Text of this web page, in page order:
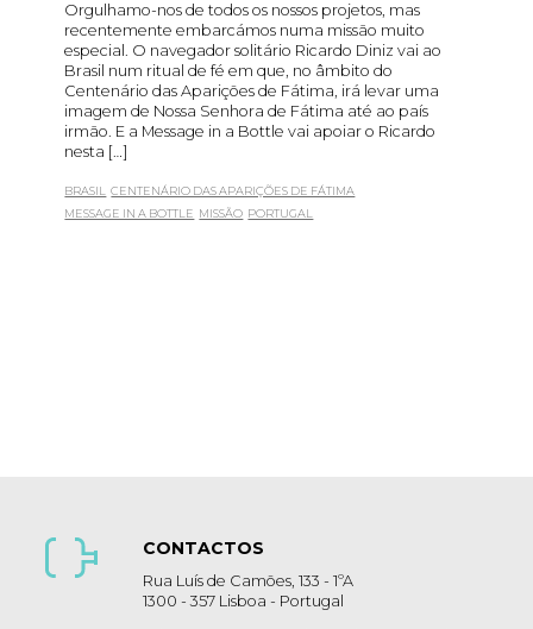
Orgulhamo-nos de todos os nossos projetos, mas
recentemente embarcámos numa missão muito
especial. O navegador solitário Ricardo Diniz vai ao
Brasil num ritual de fé em que, no âmbito do
Centenário das Aparições de Fátima, irá levar uma
imagem de Nossa Senhora de Fátima até ao país
irmão. E a Message in a Bottle vai apoiar o Ricardo
nesta […]
BRASIL
CENTENÁRIO DAS APARIÇÕES DE FÁTIMA
MESSAGE IN A BOTTLE MISSÃO PORTUGAL
CONTACTOS
Rua Luís de Camões, 133 - 1ºA
1300 - 357 Lisboa - Portugal